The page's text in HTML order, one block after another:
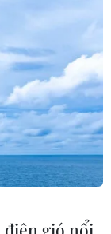
điện gió nổi